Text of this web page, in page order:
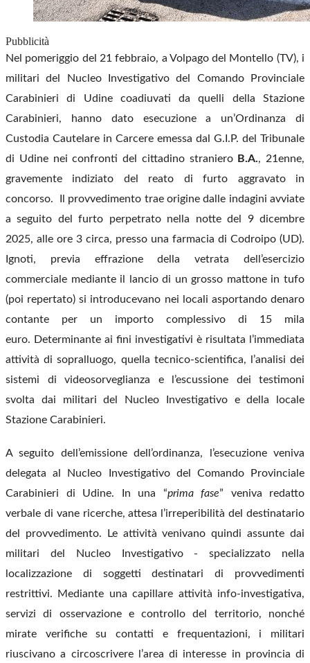
Pubblicità
Nel pomeriggio del 21 febbraio, a Volpago del Montello (TV), i
militari del Nucleo Investigativo del Comando Provinciale
Carabinieri di Udine coadiuvati da quelli della Stazione
Carabinieri, hanno dato esecuzione a un’Ordinanza di
Custodia Cautelare in Carcere emessa dal G.I.P. del Tribunale
di Udine nei confronti del cittadino straniero B.A., 21enne,
gravemente indiziato del reato di furto aggravato in
concorso.
Il provvedimento trae origine dalle indagini avviate
a seguito del furto perpetrato nella notte del 9 dicembre
2025, alle ore 3 circa, presso una farmacia di Codroipo (UD).
Ignoti, previa effrazione della vetrata dell’esercizio
commerciale mediante il lancio di un grosso mattone in tufo
(poi repertato) si introducevano nei locali asportando denaro
contante per un importo complessivo di 15 mila
euro. Determinante ai fini investigativi è risultata l’immediata
attività di sopralluogo, quella tecnico-scientifica, l’analisi dei
sistemi di videosorveglianza e l’escussione dei testimoni
svolta dai militari del Nucleo Investigativo e della locale
Stazione Carabinieri.
A seguito dell’emissione dell’ordinanza, l’esecuzione veniva
delegata al Nucleo Investigativo del Comando Provinciale
Carabinieri di Udine. In una “prima fase” veniva redatto
verbale di vane ricerche, attesa l’irreperibilità del destinatario
del provvedimento. Le attività venivano quindi assunte dai
militari del Nucleo Investigativo - specializzato nella
localizzazione di soggetti destinatari di provvedimenti
restrittivi. Mediante una capillare attività info-investigativa,
servizi di osservazione e controllo del territorio, nonché
mirate verifiche su contatti e frequentazioni, i militari
riuscivano a circoscrivere l’area di interesse in provincia di